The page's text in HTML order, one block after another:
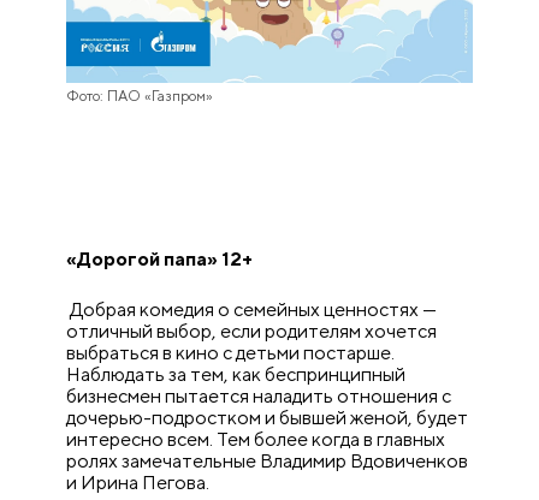
Фото: ПАО «Газпром»
«Дорогой папа» 12+
Добрая комедия о семейных ценностях —
отличный выбор, если родителям хочется
выбраться в кино с детьми постарше.
Наблюдать за тем, как беспринципный
бизнесмен пытается наладить отношения с
дочерью-подростком и бывшей женой, будет
интересно всем. Тем более когда в главных
ролях замечательные Владимир Вдовиченков
и Ирина Пегова.